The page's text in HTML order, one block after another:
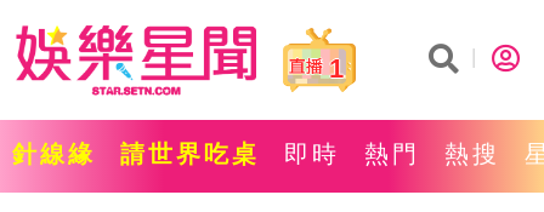
1
針線緣 請世界吃桌 即時 熱門 熱搜